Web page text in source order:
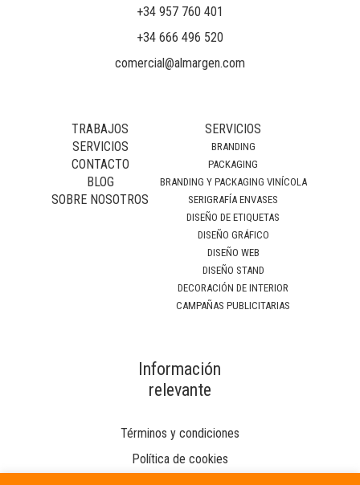
+34 957 760 401
+34 666 496 520
comercial@almargen.com
TRABAJOS
SERVICIOS
CONTACTO
BLOG
SOBRE NOSOTROS
SERVICIOS
BRANDING
PACKAGING
BRANDING Y PACKAGING VINÍCOLA
SERIGRAFÍA ENVASES
DISEÑO DE ETIQUETAS
DISEÑO GRÁFICO
DISEÑO WEB
DISEÑO STAND
DECORACIÓN DE INTERIOR
CAMPAÑAS PUBLICITARIAS
Información
relevante
Términos y condiciones
Política de cookies